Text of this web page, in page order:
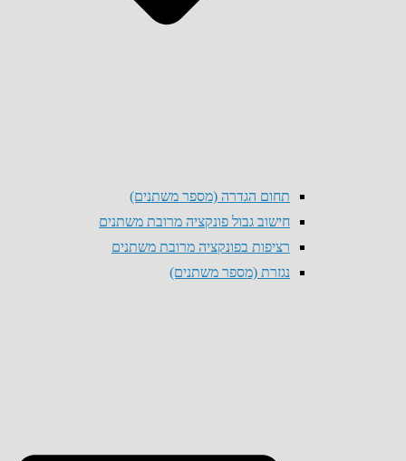
תחום הגדרה (מספר משתנים)
חישוב גבול פונקציה מרובת משתנים
רציפות בפונקציה מרובת משתנים
נגזרת (מספר משתנים)